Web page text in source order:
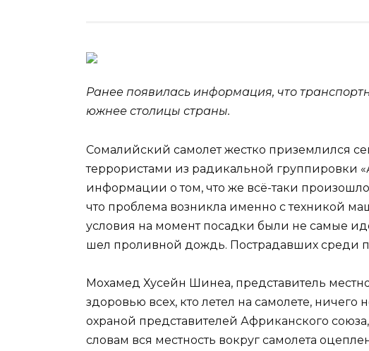
Ранее появилась информация, что
южнее столицы страны.
Сомалийский самолет жестко приземлился
террористами из радикальной группировки
информации о том, что же всё-таки
что проблема возникла именно с техникой
условия на момент посадки были не самые
шел проливной дождь. Пострадавших среди
Мохамед Хусейн Шинеа, представитель
здоровью всех, кто летел на самолете, ничего
охраной представителей Африканского
словам вся местность вокруг самолета